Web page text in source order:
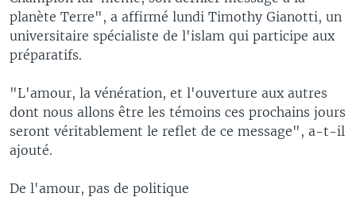
planète Terre", a affirmé lundi Timothy Gianotti, un
universitaire spécialiste de l'islam qui participe aux
préparatifs.
"L'amour, la vénération, et l'ouverture aux autres
dont nous allons être les témoins ces prochains jours
seront véritablement le reflet de ce message", a-t-il
ajouté.
De l'amour, pas de politique